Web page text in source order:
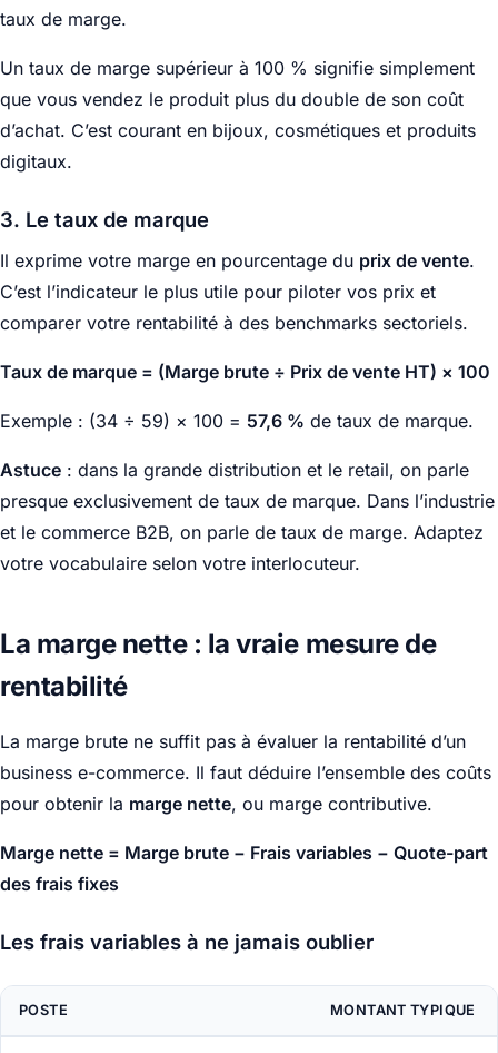
taux de marge.
Un taux de marge supérieur à 100 % signifie simplement
que vous vendez le produit plus du double de son coût
d’achat. C’est courant en bijoux, cosmétiques et produits
digitaux.
3. Le taux de marque
Il exprime votre marge en pourcentage du prix de vente.
C’est l’indicateur le plus utile pour piloter vos prix et
comparer votre rentabilité à des benchmarks sectoriels.
Taux de marque = (Marge brute ÷ Prix de vente HT) × 100
Exemple : (34 ÷ 59) × 100 = 57,6 % de taux de marque.
Astuce : dans la grande distribution et le retail, on parle
presque exclusivement de taux de marque. Dans l’industrie
et le commerce B2B, on parle de taux de marge. Adaptez
votre vocabulaire selon votre interlocuteur.
La marge nette : la vraie mesure de
rentabilité
La marge brute ne suffit pas à évaluer la rentabilité d’un
business e-commerce. Il faut déduire l’ensemble des coûts
pour obtenir la marge nette, ou marge contributive.
Marge nette = Marge brute − Frais variables − Quote-part
des frais fixes
Les frais variables à ne jamais oublier
POSTE MONTANT TYPIQUE